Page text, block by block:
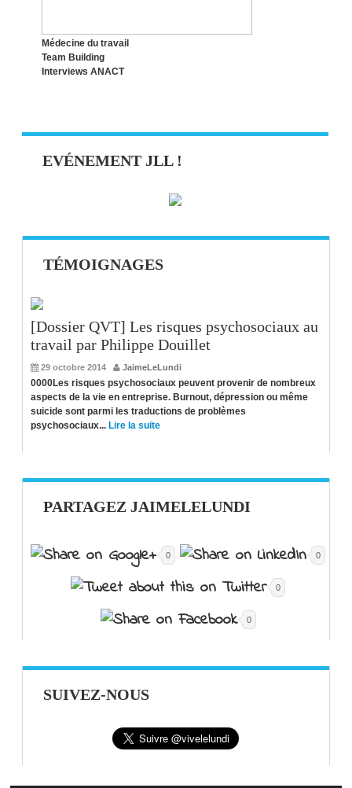
Médecine du travail
Team Building
Interviews ANACT
EVÉNEMENT JLL !
TÉMOIGNAGES
[Dossier QVT] Les risques psychosociaux au
travail par Philippe Douillet
29 octobre 2014 JaimeLeLundi
0000Les risques psychosociaux peuvent provenir de nombreux
aspects de la vie en entreprise. Burnout, dépression ou même
suicide sont parmi les traductions de problèmes
psychosociaux... Lire la suite
PARTAGEZ JAIMELELUNDI
0 0
0
0
SUIVEZ-NOUS